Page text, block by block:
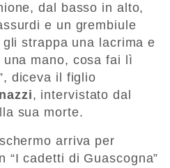
dal basso in alto,
e un grembiule
strappa una lacrima e
mano, cosa fai lì
diceva il figlio
, intervistato dal
sua morte.
arriva per
“I cadetti di Guascogna”